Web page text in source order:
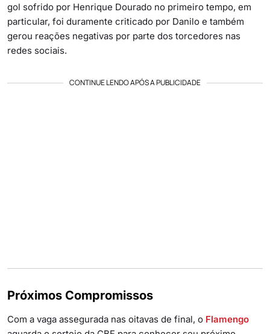
gol sofrido por Henrique Dourado no primeiro tempo, em
particular, foi duramente criticado por Danilo e também
gerou reações negativas por parte dos torcedores nas
redes sociais.
CONTINUE LENDO APÓS A PUBLICIDADE
Próximos Compromissos
Com a vaga assegurada nas oitavas de final, o Flamengo